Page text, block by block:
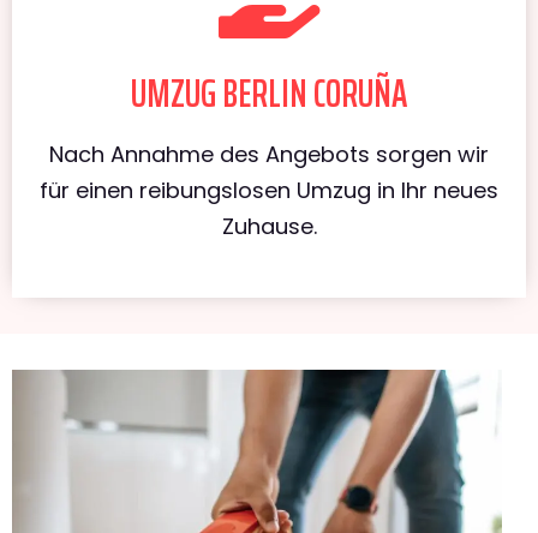
UMZUG BERLIN CORUÑA
Nach Annahme des Angebots sorgen wir
für einen reibungslosen Umzug in Ihr neues
Zuhause.